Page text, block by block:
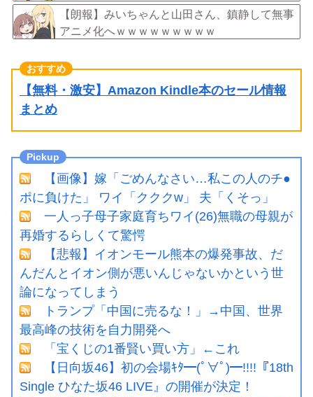
【朗報】みいちゃんと山田さん、鎮静して無事
アニメ化へｗｗｗｗｗｗｗｗｗ
【無料・激安】Amazon Kindle本のセール情報
まとめ
【画像】嫁「ごめんなさい…私この人のチ●
ポに負けた」 ワイ「クククw」 夫「くそっ」
一人っ子母子家庭育ちワイ(26)無職の母親が
再婚するらしくて驚愕
【悲報】イオンモール熊本の爆発事故、だ
んだんとイオン側が悪いんじゃないかという世
論になってしまう
トランプ「中国に売るな！」→中国、世界
最高峰の技術を自力開発へ
「宝くじの1番賢い買い方」←これ
【日向坂46】初の会場ｷﾀ━(ﾟ∀ﾟ)━!!!!『18th
Single ひなた坂46 LIVE』の開催が決定！